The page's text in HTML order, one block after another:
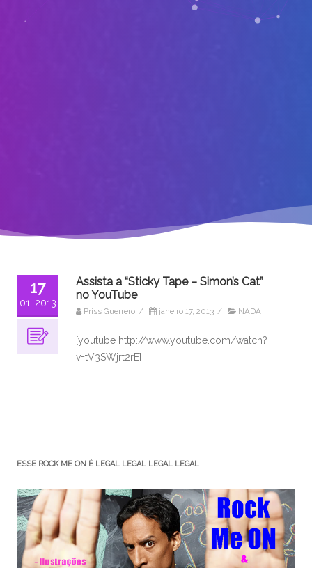
17
01, 2013
Assista a “Sticky Tape – Simon’s Cat”
no YouTube
Priss Guerrero / janeiro 17, 2013 / NADA
[youtube http://www.youtube.com/watch?
v=tV3SWjrt2rE]
ESSE ROCK ME ON É LEGAL LEGAL LEGAL LEGAL